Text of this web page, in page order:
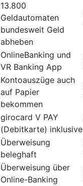
13.800
Geldautomaten
bundesweit Geld
abheben
OnlineBanking und
VR Banking App
Kontoauszüge auch
auf Papier
bekommen
girocard V PAY
(Debitkarte) inklusive
Überweisung
beleghaft
Überweisung über
Online-Banking